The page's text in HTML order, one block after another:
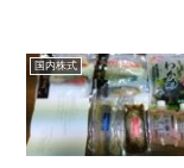
国内株式